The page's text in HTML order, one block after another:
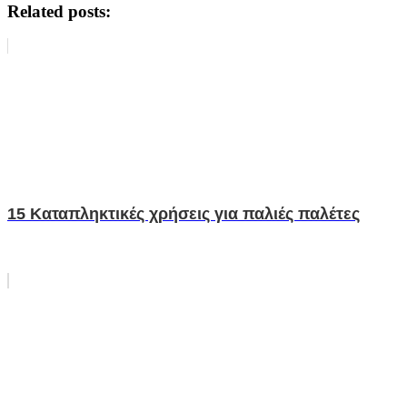
Related posts:
15 Καταπληκτικές χρήσεις για παλιές παλέτες